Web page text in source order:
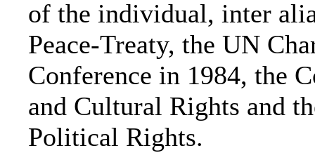
of the individual, inter
Peace-Treaty, the UN
Conference in 1984, the
and Cultural Rights and
Political Rights.